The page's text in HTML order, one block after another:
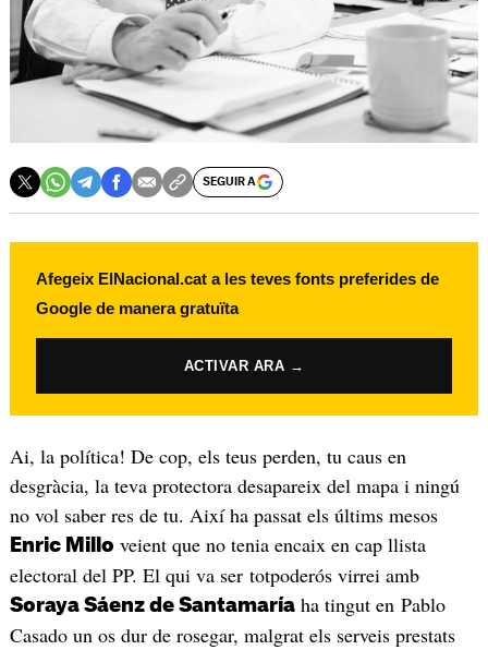
SEGUIR A
Afegeix ElNacional.cat a les teves fonts preferides de
Google de manera gratuïta
ACTIVAR ARA →
Ai, la política! De cop, els teus perden, tu caus en
desgràcia, la teva protectora desapareix del mapa i ningú
no vol saber res de tu. Així ha passat els últims mesos
Enric Millo veient que no tenia encaix en cap llista
electoral del PP. El qui va ser totpoderós virrei amb
Soraya Sáenz de Santamaríaha tingut en Pablo
Casado un os dur de rosegar, malgrat els serveis prestats